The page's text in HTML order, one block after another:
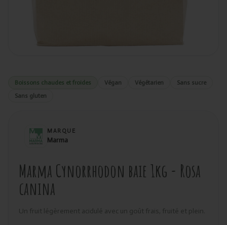
Boissons chaudes et froides Végan Végétarien
Sans sucre
Sans gluten
MARQUE
Marma
Marma Cynorrhodon baie 1kg - Rosa
canina
Un fruit légèrement acidulé avec un goût frais, fruité et plein.